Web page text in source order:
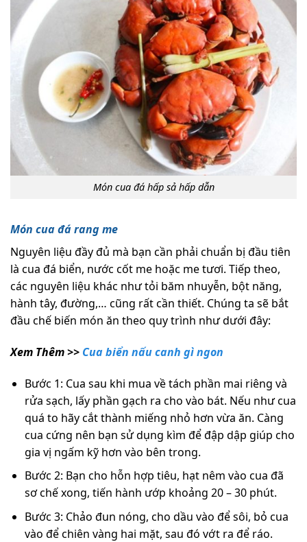
Món cua đá hấp sả hấp dẫn
Món cua đá rang me
Nguyên liệu đầy đủ mà bạn cần phải chuẩn bị đầu tiên
là cua đá biển, nước cốt me hoặc me tươi. Tiếp theo,
các nguyên liệu khác như tỏi băm nhuyễn, bột năng,
hành tây, đường,… cũng rất cần thiết. Chúng ta sẽ bắt
đầu chế biến món ăn theo quy trình như dưới đây:
Xem Thêm >> Cua biển nấu canh gì ngon
Bước 1: Cua sau khi mua về tách phần mai riêng và
rửa sạch, lấy phần gạch ra cho vào bát. Nếu như cua
quá to hãy cắt thành miếng nhỏ hơn vừa ăn. Càng
cua cứng nên bạn sử dụng kìm để đập dập giúp cho
gia vị ngấm kỹ hơn vào bên trong.
Bước 2: Bạn cho hỗn hợp tiêu, hạt nêm vào cua đã
sơ chế xong, tiến hành ướp khoảng 20 – 30 phút.
Bước 3: Chảo đun nóng, cho dầu vào để sôi, bỏ cua
vào để chiên vàng hai mặt, sau đó vớt ra để ráo.